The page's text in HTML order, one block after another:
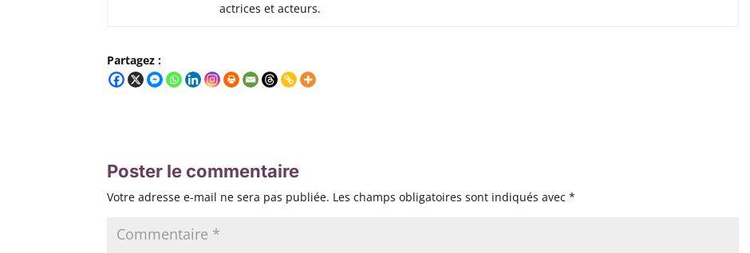
actrices et acteurs.
Partagez :
Poster le commentaire
Votre adresse e-mail ne sera pas publiée. Les champs obligatoires sont indiqués avec*